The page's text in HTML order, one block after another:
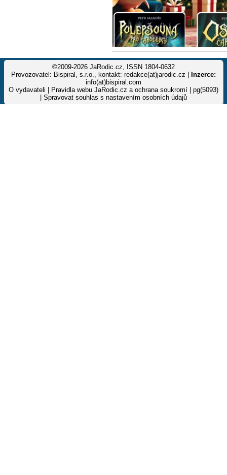
©2009-2026 JaRodic.cz, ISSN 1804-0632
Provozovatel: Bispiral, s.r.o., kontakt: redakce(at)jarodic.cz |
Inzerce:
info(at)bispiral.com
O vydavateli
Pravidla webu JaRodic.cz a ochrana soukromí | pg(5093)
Spravovat souhlas s nastavením osobních údajů